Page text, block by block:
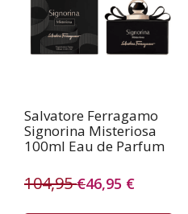
Salvatore Ferragamo
Signorina Misteriosa
100ml Eau de Parfum
104,95€
Oorspronkelijke
46,95 €
Huidige